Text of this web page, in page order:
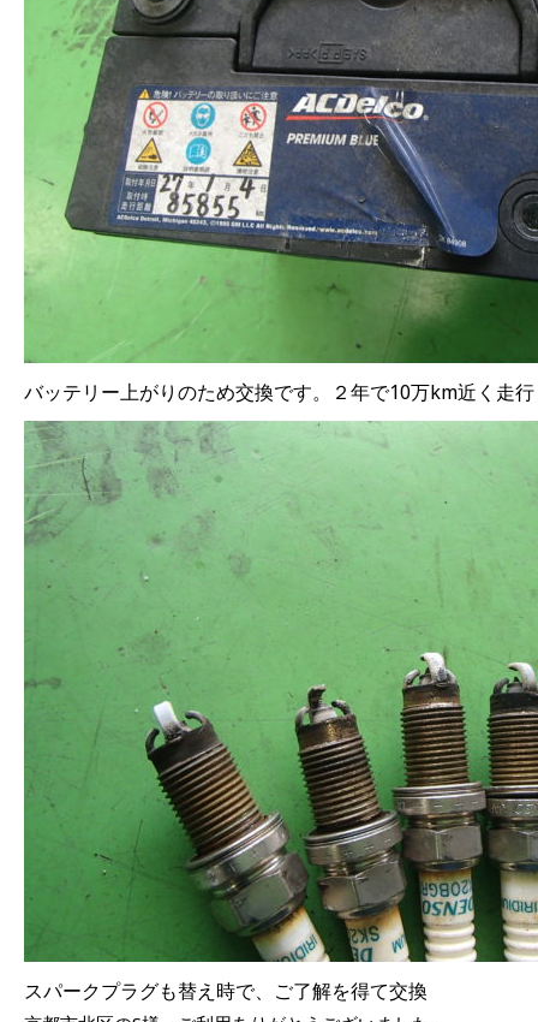
バッテリー上がりのため交換です。２年で10万km近く走
スパークプラグも替え時で、ご了解を得て交換